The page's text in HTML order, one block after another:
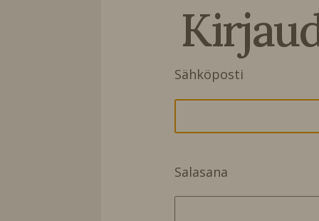
Sähköposti
Salasana